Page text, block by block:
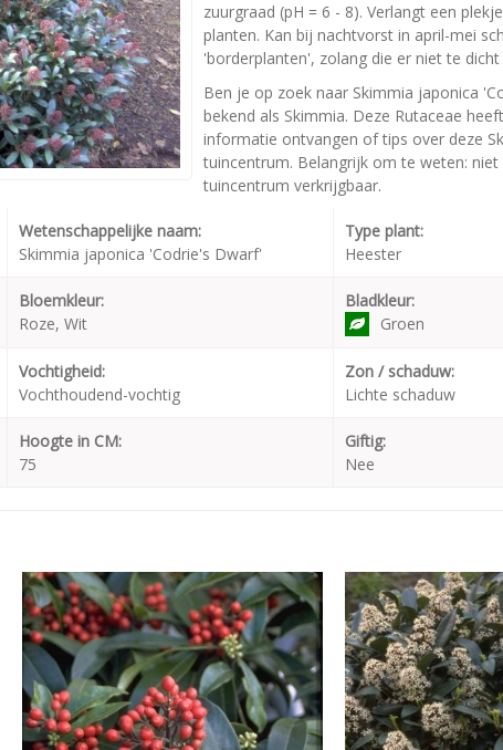
zuurgraad (pH = 6 - 8). Verlangt een
planten. Kan bij nachtvorst in april-mei
'borderplanten', zolang die er niet te
Ben je op zoek naar Skimmia japonica
bekend als Skimmia. Deze Rutaceae
informatie ontvangen of tips over deze
tuincentrum. Belangrijk om te weten:
tuincentrum verkrijgbaar.
Wetenschappelijke naam:
Skimmia japonica 'Codrie's Dwarf'
Type plant:
Heester
Bloemkleur:
Roze, Wit
Bladkleur:
Groen
Vochtigheid:
Vochthoudend-vochtig
Zon / schaduw:
Lichte schaduw
Hoogte in CM:
75
Giftig:
Nee